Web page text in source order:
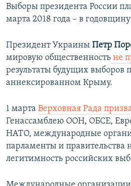
Выборы президента России
марта 2018 года – в
Президент Украины Петр
мировую общественность не
результаты будущих выборов
аннексированном Крыму.
1 марта Верховная Рада
Генассамблею ООН, ОБСЕ,
НАТО, международные
парламенты и правительства
легитимность российских